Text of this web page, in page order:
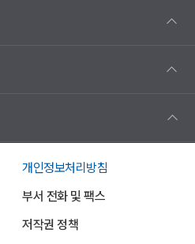
개인정보처리방침
부서 전화 및 팩스
저작권 정책